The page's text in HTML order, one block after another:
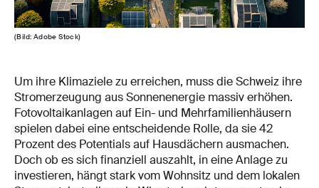
(Bild: Adobe Stock)
Um ihre Klimaziele zu erreichen, muss die Schweiz ihre
Stromerzeugung aus Sonnenenergie massiv erhöhen.
Fotovoltaikanlagen auf Ein- und Mehrfamilienhäusern
spielen dabei eine entscheidende Rolle, da sie 42
Prozent des Potentials auf Hausdächern ausmachen.
Doch ob es sich finanziell auszahlt, in eine Anlage zu
investieren, hängt stark vom Wohnsitz und dem lokalen